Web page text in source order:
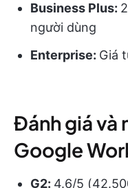
Business Plus:
người dùng
Enterprise: Giá
Đánh giá và
Google
G2: 4.6/5